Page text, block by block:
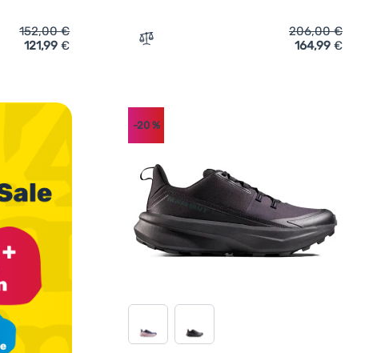
Mammut Aenergy Hike Low GTX Women' hinzufügen
152,00€
121,99€ Zum Vergleich 'Herren Trekkingschuhe
206,00€
164,99 €
-20%